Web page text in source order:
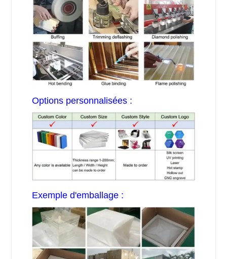
Options personnalisées :
Exemple d'emballage :